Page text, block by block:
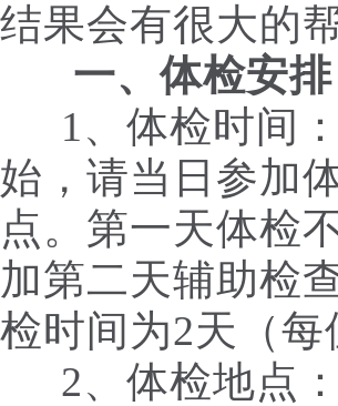
结果会有很大的帮
一、体检安排
1、体检时间：
始，请当日参加
点。第一天体检
加第二天辅助检
检时间为2天（
2、体检地点